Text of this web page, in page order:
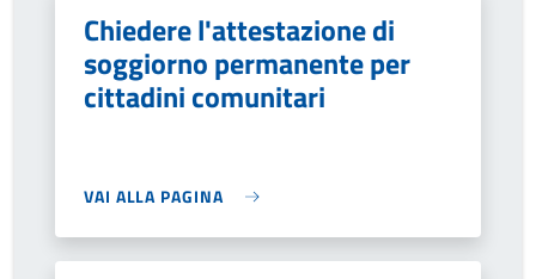
Chiedere l'attestazione di
soggiorno permanente per
cittadini comunitari
VAI ALLA PAGINA